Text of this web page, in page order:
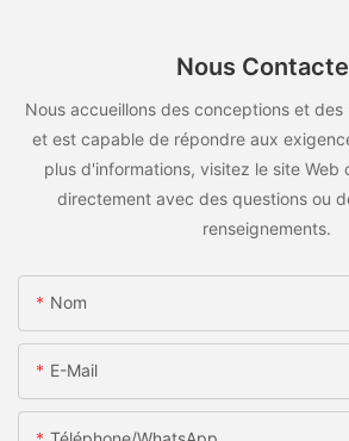
Nous
Nous accueillons des conceptions et des
et est capable de répondre aux
plus d'informations, visitez le site Web
directement avec des questions ou
renseignements.
Nom
E-Mail